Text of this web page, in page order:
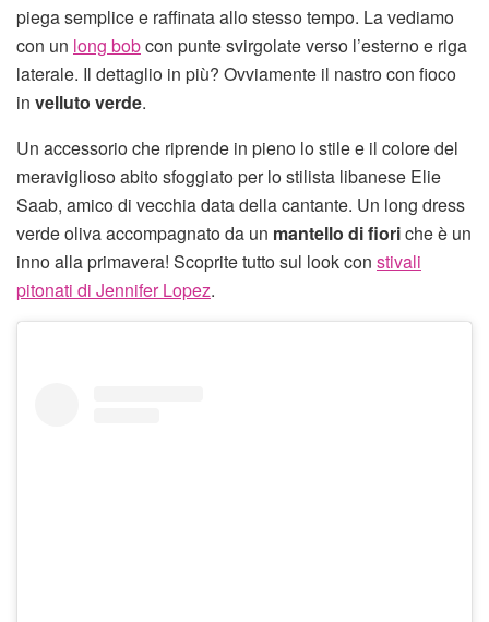
piega semplice e raffinata allo stesso tempo. La vediamo
con un long bobcon punte svirgolate verso l’esterno e riga
laterale. Il dettaglio in più? Ovviamente il nastro con fioco
in velluto verde.
Un accessorio che riprende in pieno lo stile e il colore del
meraviglioso abito sfoggiato per lo stilista libanese Elie
Saab, amico di vecchia data della cantante. Un long dress
verde oliva accompagnato da un mantello di fioriche è un
inno alla primavera! Scoprite tutto sul look con stivali
pitonati di Jennifer Lopez.